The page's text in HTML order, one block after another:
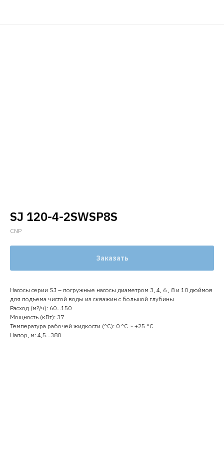
SJ 120-4-2SWSP8S
CNP
Заказать
Насосы серии SJ – погружные насосы диаметром 3, 4, 6 , 8 и 10 дюймов
для подъема чистой воды из скважин с большой глубины
Расход (м?/ч): 60…150
Мощность (кВт): 37
Температура рабочей жидкости (°C): 0 °С ~ +25 °С
Напор, м: 4,5…380